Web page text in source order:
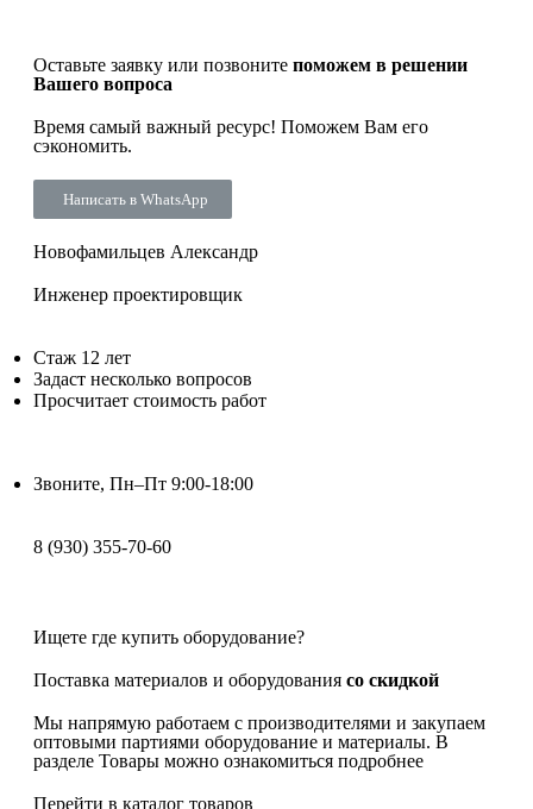
Оставьте заявку или позвоните поможем в решении
Вашего вопроса
Время самый важный ресурс! Поможем Вам его
сэкономить.
Написать в WhatsApp
Новофамильцев Александр
Инженер проектировщик
Стаж 12 лет
Задаст несколько вопросов
Просчитает стоимость работ
Звоните, Пн–Пт 9:00-18:00
8 (930) 355-70-60
Ищете где купить оборудование?
Поставка материалов и оборудования со скидкой
Мы напрямую работаем с производителями и закупаем
оптовыми партиями оборудование и материалы. В
разделе Товары можно ознакомиться подробнее
Перейти в каталог товаров